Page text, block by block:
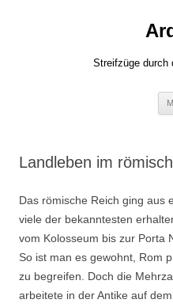
Streifzüge durch
Landleben im
Das römische Reich ging aus
viele der bekanntesten
vom Kolosseum bis zur Porta
So ist man es gewohnt, Rom
zu begreifen. Doch die
arbeitete in der Antike auf